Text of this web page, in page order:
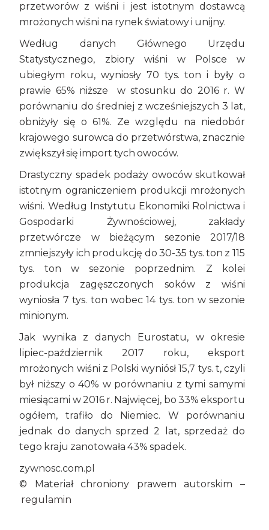
przetworów z wiśni i jest istotnym dostawcą
mrożonych wiśni na rynek światowy i unijny.
Według danych Głównego Urzędu
Statystycznego, zbiory wiśni w Polsce w
ubiegłym roku, wyniosły 70 tys. ton i były o
prawie 65% niższe w stosunku do 2016 r. W
porównaniu do średniej z wcześniejszych 3 lat,
obniżyły się o 61%. Ze względu na niedobór
krajowego surowca do przetwórstwa, znacznie
zwiększył się import tych owoców.
Drastyczny spadek podaży owoców skutkował
istotnym ograniczeniem produkcji mrożonych
wiśni. Według Instytutu Ekonomiki Rolnictwa i
Gospodarki Żywnościowej, zakłady
przetwórcze w bieżącym sezonie 2017/18
zmniejszyły ich produkcję do 30-35 tys. ton z 115
tys. ton w sezonie poprzednim. Z kolei
produkcja zagęszczonych soków z wiśni
wyniosła 7 tys. ton wobec 14 tys. ton w sezonie
minionym.
Jak wynika z danych Eurostatu, w okresie
lipiec-październik 2017 roku, eksport
mrożonych wiśni z Polski wyniósł 15,7 tys. t, czyli
był niższy o 40% w porównaniu z tymi samymi
miesiącami w 2016 r. Najwięcej, bo 33% eksportu
ogółem, trafiło do Niemiec. W porównaniu
jednak do danych sprzed 2 lat, sprzedaż do
tego kraju zanotowała 43% spadek.
zywnosc.com.pl
© Materiał chroniony prawem autorskim –
regulamin